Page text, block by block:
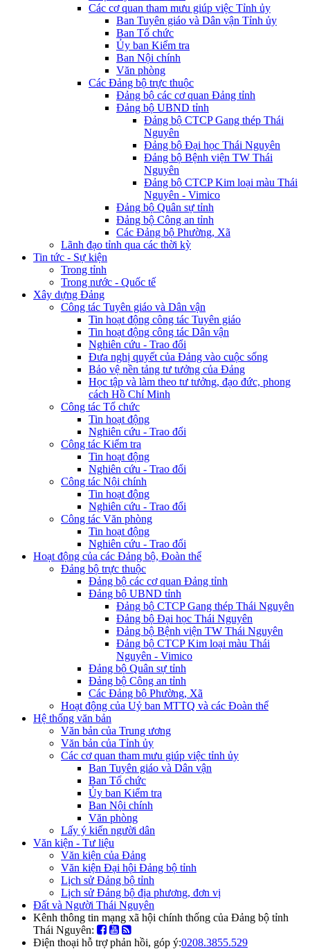
Các cơ quan tham mưu giúp việc Tỉnh ủy
Ban Tuyên giáo và Dân vận Tỉnh ủy
Ban Tổ chức
Ủy ban Kiểm tra
Ban Nội chính
Văn phòng
Các Đảng bộ trực thuộc
Đảng bộ các cơ quan Đảng tỉnh
Đảng bộ UBND tỉnh
Đảng bộ CTCP Gang thép Thái
Nguyên
Đảng bộ Đại học Thái Nguyên
Đảng bộ Bệnh viện TW Thái
Nguyên
Đảng bộ CTCP Kim loại màu Thái
Nguyên - Vimico
Đảng bộ Quân sự tỉnh
Đảng bộ Công an tỉnh
Các Đảng bộ Phường, Xã
Lãnh đạo tỉnh qua các thời kỳ
Tin tức - Sự kiện
Trong tỉnh
Trong nước - Quốc tế
Xây dựng Đảng
Công tác Tuyên giáo và Dân vận
Tin hoạt động công tác Tuyên giáo
Tin hoạt động công tác Dân vận
Nghiên cứu - Trao đổi
Đưa nghị quyết của Đảng vào cuộc sống
Bảo vệ nền tảng tư tưởng của Đảng
Học tập và làm theo tư tưởng, đạo đức, phong
cách Hồ Chí Minh
Công tác Tổ chức
Tin hoạt động
Nghiên cứu - Trao đổi
Công tác Kiểm tra
Tin hoạt động
Nghiên cứu - Trao đổi
Công tác Nội chính
Tin hoạt động
Nghiên cứu - Trao đổi
Công tác Văn phòng
Tin hoạt động
Nghiên cứu - Trao đổi
Hoạt động của các Đảng bộ, Đoàn thể
Đảng bộ trực thuộc
Đảng bộ các cơ quan Đảng tỉnh
Đảng bộ UBND tỉnh
Đảng bộ CTCP Gang thép Thái Nguyên
Đảng bộ Đại học Thái Nguyên
Đảng bộ Bệnh viện TW Thái Nguyên
Đảng bộ CTCP Kim loại màu Thái
Nguyên - Vimico
Đảng bộ Quân sự tỉnh
Đảng bộ Công an tỉnh
Các Đảng bộ Phường, Xã
Hoạt động của Uỷ ban MTTQ và các Đoàn thể
Hệ thống văn bản
Văn bản của Trung ương
Văn bản của Tỉnh ủy
Các cơ quan tham mưu giúp việc tỉnh ủy
Ban Tuyên giáo và Dân vận
Ban Tổ chức
Ủy ban Kiểm tra
Ban Nội chính
Văn phòng
Lấy ý kiến người dân
Văn kiện - Tư liệu
Văn kiện của Đảng
Văn kiện Đại hội Đảng bộ tỉnh
Lịch sử Đảng bộ tỉnh
Lịch sử Đảng bộ địa phương, đơn vị
Đất và Người Thái Nguyên
Kênh thông tin mạng xã hội chính thống của Đảng bộ tỉnh
Thái Nguyên:
Điện thoại hỗ trợ phản hồi, góp ý:0208.3855.529